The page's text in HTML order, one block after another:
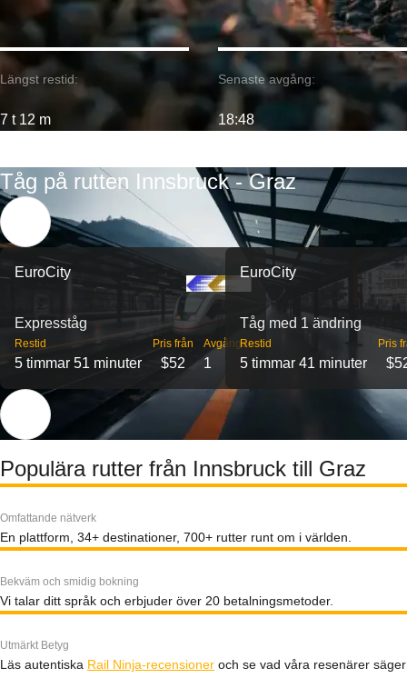
Längst restid:
7 t 12 m
Senaste avgång:
18:48
Tåg på rutten Innsbruck - Graz
EuroCity
Expresståg
Restid
5 timmar 51 minuter
Pris från
$52
Avgångar
1
EuroCity
Tåg med 1 ändring
Restid
5 timmar 41 minuter
Pris
Populära rutter från Innsbruck till Graz
Omfattande nätverk
En plattform, 34+ destinationer, 700+ rutter runt om i världen.
Bekväm och smidig bokning
Vi talar ditt språk och erbjuder över 20 betalningsmetoder.
Utmärkt Betyg
Läs autentiska Rail Ninja-recensioner och se vad våra resenärer säger